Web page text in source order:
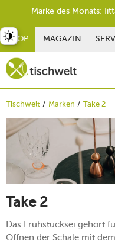
SHOP MAGAZIN
Tischwelt Marken Take 2
Take 2
Das Frühstücksei gehört
Öffnen der Schale mit
umschalten
Marke des Monats: